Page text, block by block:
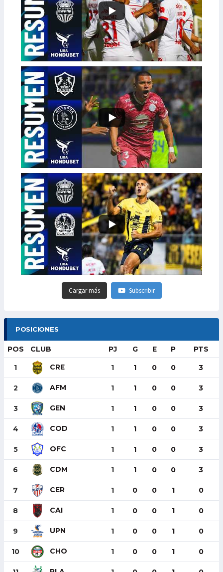
Cargar más Subscribir
POSICIONES
POS CLUB PJ G E P PTS
1 CRE 1 1 0 0 3
2 AFM 1 1 0 0 3
3 GEN 1 1 0 0 3
4 COD 1 1 0 0 3
5 OFC 1 1 0 0 3
6 CDM 1 1 0 0 3
7 CER 1 0 0 1 0
8 CAI 1 0 0 1 0
9 UPN 1 0 0 1 0
10 CHO 1 0 0 1 0